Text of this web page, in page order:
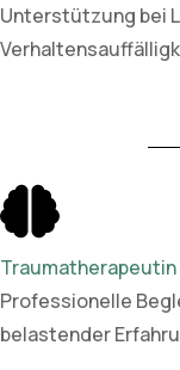
Unterstützung bei
Traumatherapeutin
Professionelle
belastender